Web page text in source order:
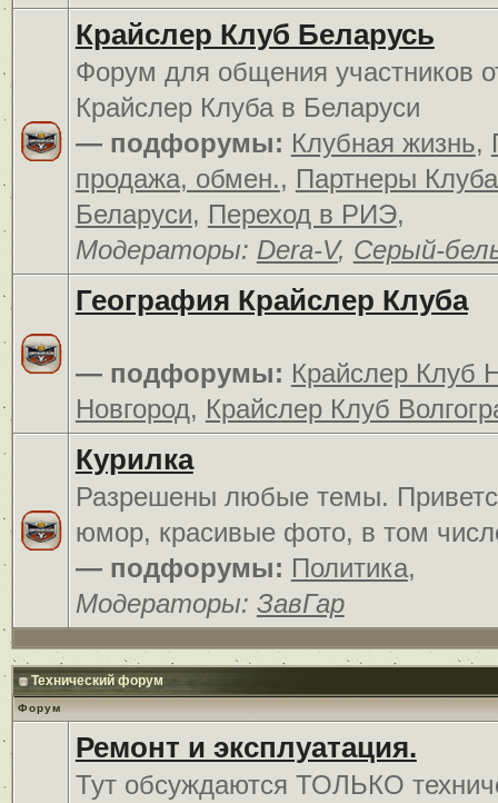
Крайслер Клуб Беларусь
Форум для общения участников
Крайслер Клуба в Беларуси
— подфорумы: Клубная жизнь,
продажа, обмен., Партнеры
Беларуси, Переход в РИЭ,
Модераторы: Dera-V, Серый-
География Крайслер Клуба
— подфорумы: Крайслер Клуб
Новгород, Крайслер Клуб
Курилка
Разрешены любые темы.
юмор, красивые фото, в том
— подфорумы: Политика,
Модераторы: ЗавГар
Технический форум
Форум
Ремонт и эксплуатация.
Тут обсуждаются ТОЛЬКО